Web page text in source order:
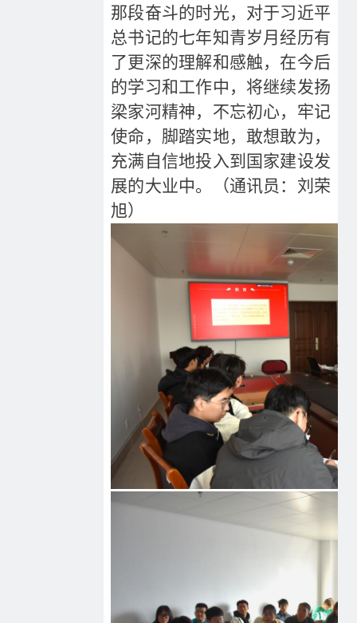
那段奋斗的时光，对于习近平
总书记的七年知青岁月经历有
了更深的理解和感触，在今后
的学习和工作中，将继续发扬
梁家河精神，不忘初心，牢记
使命，脚踏实地，敢想敢为，
充满自信地投入到国家建设发
展的大业中。（通讯员：刘荣
旭）